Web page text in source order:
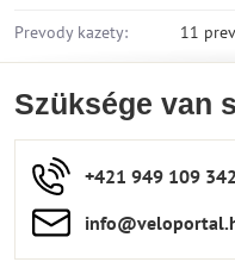
Prevody kazety: 11
Szüksége van
+421 949 109 342